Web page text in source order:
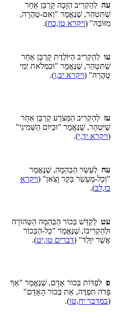
עה לְהַקְרִיב הַזָּבָה קָרְבָּן אַחַר
שֶׁתִּטְהַר, שֶׁנֶּאֱמָר "וְאִם-טָהֲרָה,
מִזּוֹבָהּ" (ויקרא טו,כח).
עו לְהַקְרִיב הַיּוֹלֶדֶת קָרְבָּן אַחַר
שֶׁתִּטְהַר, שֶׁנֶּאֱמָר "וּבִמְלֹאת יְמֵי
טָהֳרָהּ" (ויקרא יב,ו).
עז לְהַקְרִיב הַמְּצֹרָע קָרְבָּן אַחַר
שֶׁיִּטְהַר, שֶׁנֶּאֱמָר "וּבַיּוֹם הַשְּׁמִינִי"
(ויקרא יד,י).
עח לְעַשַּׂר הַבְּהֵמָה, שֶׁנֶּאֱמָר
"וְכָל-מַעְשַׂר בָּקָר וָצֹאן" (ויקרא
כז,לב).
עט לְקַדַּשׁ בְּכוֹר הַבְּהֵמָה הַטְּהוֹרָה
וּלְהַקְרִיבוֹ, שֶׁנֶּאֱמָר "כָּל-הַבְּכוֹר
אֲשֶׁר יִוָּלֵד" (דברים טו,יט).
פ לִפְדּוֹת בְּכוֹר אָדָם, שֶׁנֶּאֱמָר "אַךְ
פָּדֹה תִפְדֶּה, אֵת בְּכוֹר הָאָדָם"
(במדבר יח,טו).